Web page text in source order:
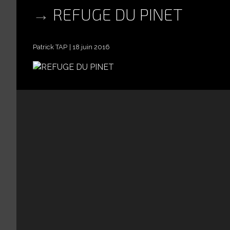
REFUGE DU PINET
Patrick TAP 18 juin 2016